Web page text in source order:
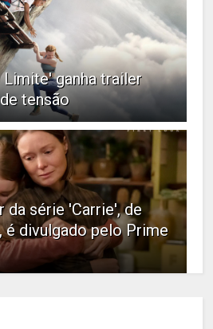
Limite' ganha trailer
tensão
série 'Carrie', de
é divulgado pelo Prime